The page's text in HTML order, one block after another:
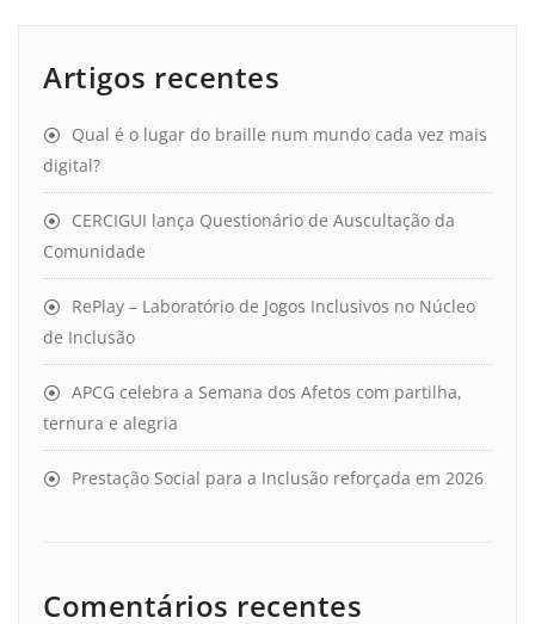
Artigos recentes
Qual é o lugar do braille num mundo cada vez mais
digital?
CERCIGUI lança Questionário de Auscultação da
Comunidade
RePlay – Laboratório de Jogos Inclusivos no Núcleo
de Inclusão
APCG celebra a Semana dos Afetos com partilha,
ternura e alegria
Prestação Social para a Inclusão reforçada em 2026
Comentários recentes